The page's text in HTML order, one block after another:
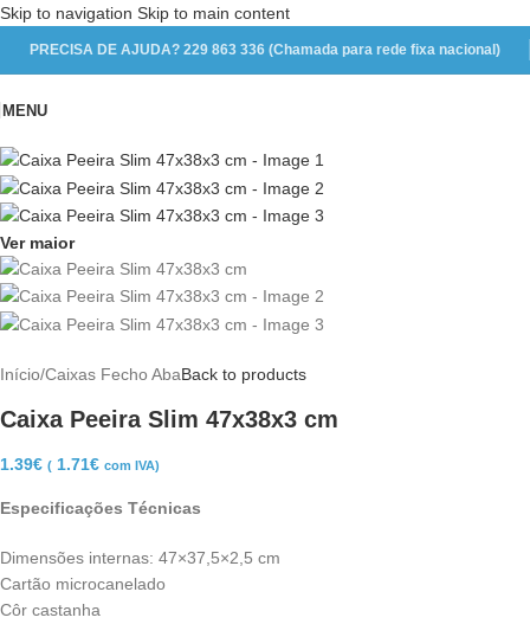
Skip to navigation Skip to main content
PRECISA DE AJUDA? 229 863 336 (Chamada para rede fixa nacional)
MENU
Ver maior
Início/Caixas Fecho AbaBack to products
Caixa Peeira Slim 47x38x3 cm
1.39€ ( 1.71€ com IVA)
Especificações Técnicas
Dimensões internas: 47×37,5×2,5 cm
Cartão microcanelado
Côr castanha